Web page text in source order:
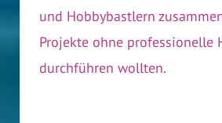
und Hobbybastlern
Projekte ohne professionelle
durchführen wollten.